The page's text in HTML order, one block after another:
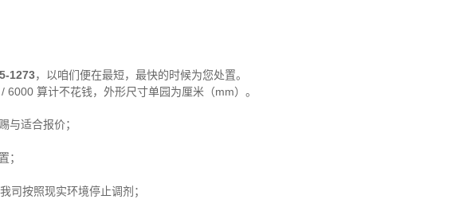
1273，以咱们便在最短，最快的时候为您处置。
算计不花钱，外形尺寸单园为厘米（mm）。
与适合报价；
；
按照现实环境停止调剂；